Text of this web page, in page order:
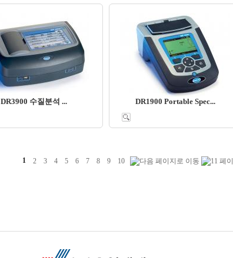
DR3900 수질분석 ... DR1900 Portable Spec...
1 2 3 4 5 6 7 8 9 10